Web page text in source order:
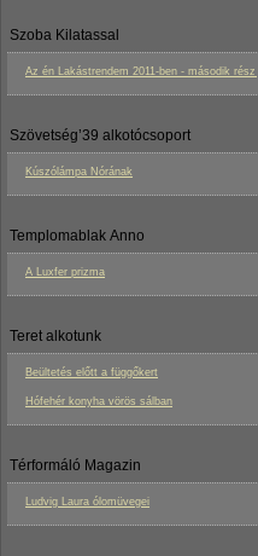
Szoba Kilatassal
Az én Lakástrendem 2011-ben - második rész
Szövetség’39 alkotócsoport
Kúszólámpa Nórának
Templomablak Anno
A Luxfer prizma
Teret alkotunk
Beültetés előtt a függőkert
Hófehér konyha vörös sálban
Térformáló Magazin
Ludvig Laura ólomüvegei